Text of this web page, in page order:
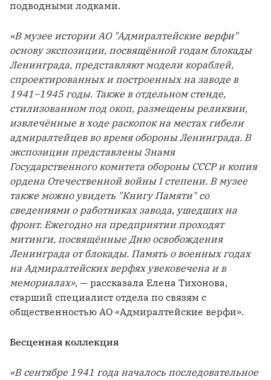
подводными лодками.
«В музее истории АО "Адмиралтейские верфи"
основу экспозиции, посвящённой годам блокады
Ленинграда, представляют модели кораблей,
спроектированных и построенных на заводе в
1941–1945 годы. Также в отдельном стенде,
стилизованном под окоп, размещены реликвии,
извлечённые в ходе раскопок на местах гибели
адмиралтейцев во время обороны Ленинграда. В
экспозиции представлены Знамя
Государственного комитета обороны СССР и копия
ордена Отечественной войны I степени. В музее
также можно увидеть "Книгу Памяти" со
сведениями о работниках завода, ушедших на
фронт. Ежегодно на предприятии проходят
митинги, посвящённые Дню освобождения
Ленинграда от блокады. Память о военных годах
на Адмиралтейских верфях увековечена и в
мемориалах», — рассказала Елена Тихонова,
старший специалист отдела по связям с
общественностью АО «Адмиралтейские верфи».
Бесценная коллекция
«В сентябре 1941 года началось последовательное